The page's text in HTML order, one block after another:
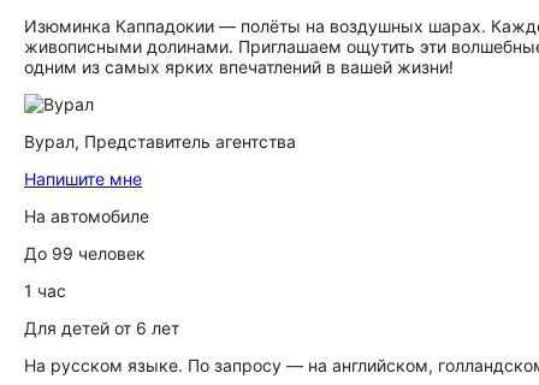
Изюминка Каппадокии — полёты на воздушных шарах.
живописными долинами. Приглашаем ощутить эти
одним из самых ярких впечатлений в вашей жизни!
Вурал, Представитель агентства
Напишите мне
На автомобиле
До 99 человек
1 час
Для детей от 6 лет
На русском языке. По запросу — на английском,